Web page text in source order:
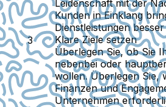
Leidenschaft mit der
Kunden in Einklang
Dienstleistungen
Klare Ziele setzen
Überlegen Sie, ob Sie
nebenbei oder
wollen. Überlegen Sie,
Finanzen und
Unternehmen